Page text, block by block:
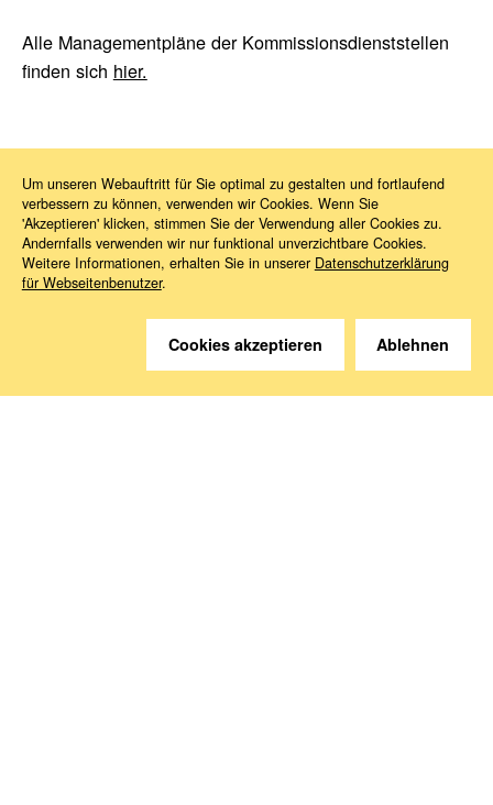
Alle Managementpläne der Kommissionsdienststellen
finden sich hier.
News 2024 05 Strategische Planung
Sie haben Fragen?
Um unseren Webauftritt für Sie optimal zu gestalten und fortlaufend
verbessern zu können, verwenden wir Cookies. Wenn Sie
'Akzeptieren' klicken, stimmen Sie der Verwendung aller Cookies zu.
Andernfalls verwenden wir nur funktional unverzichtbare Cookies.
Weitere Informationen, erhalten Sie in unserer Datenschutzerklärung
für Webseitenbenutzer.
Cookies akzeptieren Ablehnen